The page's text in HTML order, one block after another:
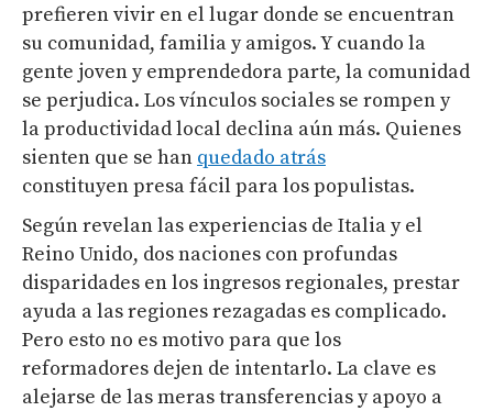
prefieren vivir en el lugar donde se encuentran
su comunidad, familia y amigos. Y cuando la
gente joven y emprendedora parte, la comunidad
se perjudica. Los vínculos sociales se rompen y
la productividad local declina aún más. Quienes
sienten que se han quedado atrás
constituyen presa fácil para los populistas.
Según revelan las experiencias de Italia y el
Reino Unido, dos naciones con profundas
disparidades en los ingresos regionales, prestar
ayuda a las regiones rezagadas es complicado.
Pero esto no es motivo para que los
reformadores dejen de intentarlo. La clave es
alejarse de las meras transferencias y apoyo a